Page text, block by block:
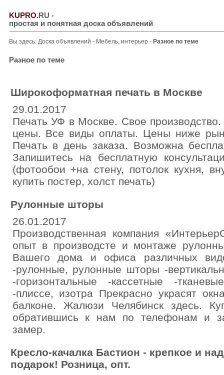
KUPRO.RU -
простая и понятная доска объявлений
Вы здесь: Доска объявлений - Мебель, интерьер - Разное по теме
Разное по теме
Широкоформатная печать в Москве
29.01.2017
Печать УФ в Москве. Свое
цены. Все виды оплаты. Цены ниже
Печать в день заказа. Возможна
Запишитесь на бесплатную
(фотообои +на стену, потолок кухня,
купить постер, холст печать)
Рулонные шторы
26.01.2017
Производственная компания
опыт в производсте и монтаже
Вашего дома и офиса различных
-рулонные, рулонные шторы -
-горизонтальные -кассетные -
-плиссе, изотра Прекрасно украсят
балконе. Жалюзи Челябинск здесь.
обратившись к нам по телефонам и
замер.
Кресло-качалка Бастион - крепкое и
подарок! Розница, опт.